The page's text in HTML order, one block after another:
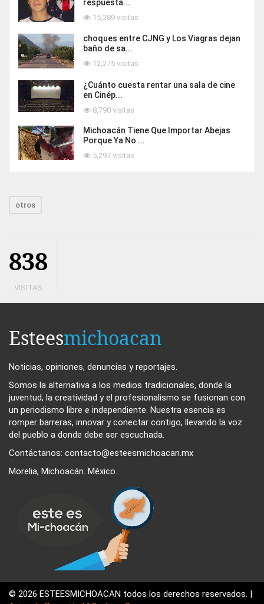
respuesta...
15,289 visitas
choques entre CJNG y Los Viagras dejan
baño de sa...
12,275 visitas
¿Cuánto cuesta rentar una sala de cine
en Cinép...
8,790 visitas
Michoacán Tiene Que Importar Abejas
Porque Ya No ...
5,297 visitas
otros
838
VISITAS
Esteesmichoacan
Noticias, opiniones, denuncias y reportajes.
Somos la alternativa a los medios tradicionales, donde la
juventud, la creatividad y el profesionalismo se fusionan con
un periodismo libre e independiente. Nuestra esencia es
romper barreras, innovar y conectar contigo, llevando la voz
del pueblo a donde debe ser escuchada.
Contáctanos: contacto@esteesmichoacan.mx
Morelia, Michoacán. México.
© 2026 ESTEESMICHOACAN todos los derechos reservados. |